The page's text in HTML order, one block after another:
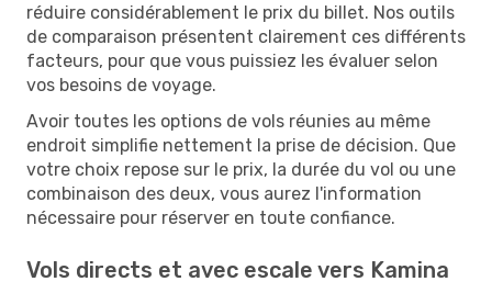
réduire considérablement le prix du billet. Nos outils
de comparaison présentent clairement ces différents
facteurs, pour que vous puissiez les évaluer selon
vos besoins de voyage.
Avoir toutes les options de vols réunies au même
endroit simplifie nettement la prise de décision. Que
votre choix repose sur le prix, la durée du vol ou une
combinaison des deux, vous aurez l'information
nécessaire pour réserver en toute confiance.
Vols directs et avec escale vers Kamina